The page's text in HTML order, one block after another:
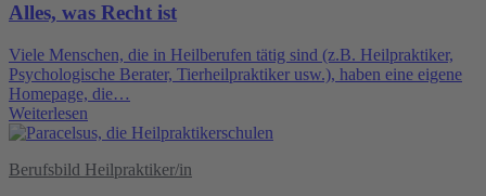
Alles, was Recht ist
Viele Menschen, die in Heilberufen tätig sind (z.B. Heilpraktiker,
Psychologische Berater, Tierheilpraktiker usw.), haben eine eigene
Homepage, die…
Weiterlesen
Berufsbild Heilpraktiker/in